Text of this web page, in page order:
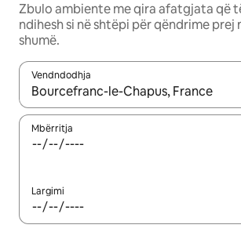
Zbulo ambiente me qira afatgjata që
ndihesh si në shtëpi për qëndrime prej
shumë.
Vendndodhja
Kur rezultatet të jenë të disponueshme,
Mbërritja
Largimi